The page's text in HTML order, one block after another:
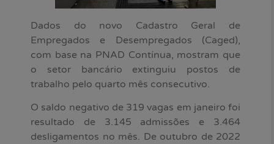
Dados do novo Cadastro Geral de
Empregados e Desempregados (Caged),
com base na PNAD Contínua, mostram que
o setor bancário extinguiu postos de
trabalho pelo quarto mês consecutivo.
O saldo negativo de 319 vagas em janeiro foi
resultado de 3.145 admissões e 3.464
desligamentos no mês. De outubro de 2022